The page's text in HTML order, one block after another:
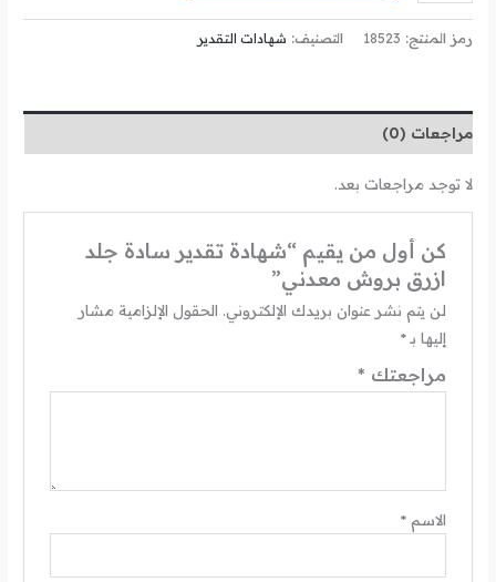
رمز المنتج: 18523 التصنيف: شهادات التقدير
مراجعات (0)
لا توجد مراجعات بعد.
كن أول من يقيم “شهادة تقدير سادة جلد
ازرق بروش معدني”
لن يتم نشر عنوان بريدك الإلكتروني. الحقول الإلزامية مشار
إليها بـ*
مراجعتك *
الاسم *